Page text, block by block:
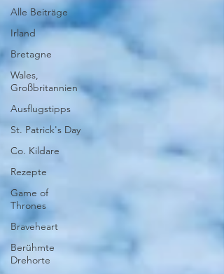
Alle Beiträge
Irland
Bretagne
Wales,
Großbritannien
Ausflugstipps
St. Patrick's Day
Co. Kildare
Rezepte
Game of
Thrones
Braveheart
Berühmte
Drehorte